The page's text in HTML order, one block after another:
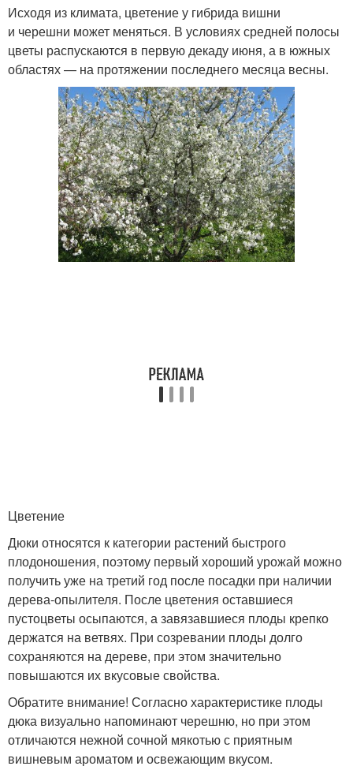
Исходя из климата, цветение у гибрида вишни
и черешни может меняться. В условиях средней полосы
цветы распускаются в первую декаду июня, а в южных
областях — на протяжении последнего месяца весны.
Цветение
Дюки относятся к категории растений быстрого
плодоношения, поэтому первый хороший урожай можно
получить уже на третий год после посадки при наличии
дерева-опылителя. После цветения оставшиеся
пустоцветы осыпаются, а завязавшиеся плоды крепко
держатся на ветвях. При созревании плоды долго
сохраняются на дереве, при этом значительно
повышаются их вкусовые свойства.
Обратите внимание! Согласно характеристике плоды
дюка визуально напоминают черешню, но при этом
отличаются нежной сочной мякотью с приятным
вишневым ароматом и освежающим вкусом.